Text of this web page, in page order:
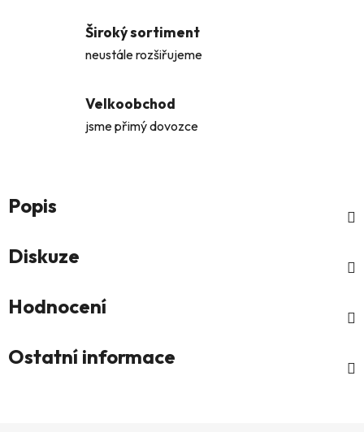
Široký sortiment
neustále rozšiřujeme
Velkoobchod
jsme přimý dovozce
Popis
Diskuze
Hodnocení
Ostatní informace